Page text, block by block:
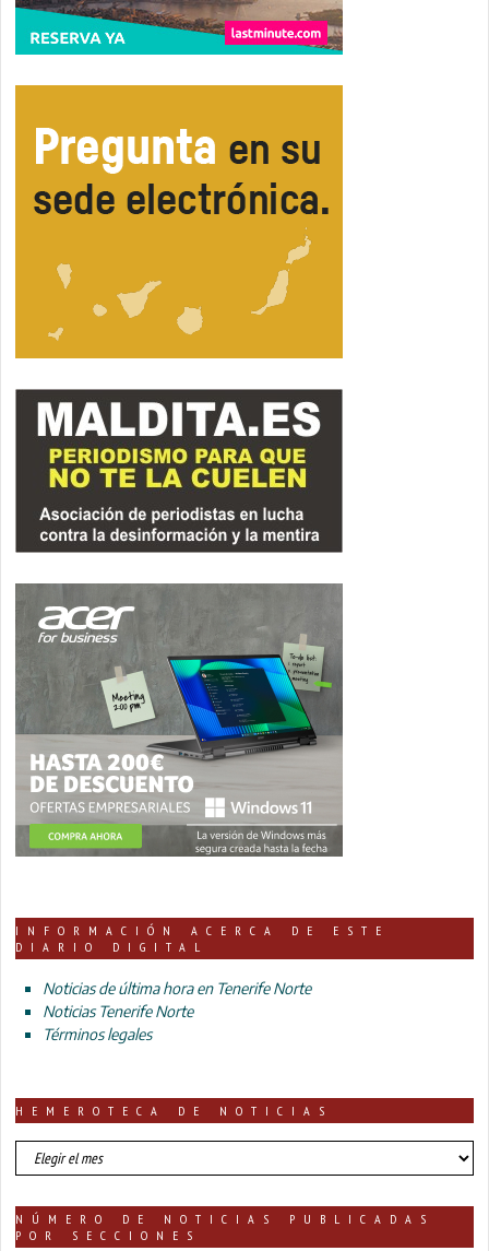
INFORMACIÓN ACERCA DE ESTE
DIARIO DIGITAL
Noticias de última hora en Tenerife Norte
Noticias Tenerife Norte
Términos legales
HEMEROTECA DE NOTICIAS
HEMEROTECA
DE
NÚMERO DE NOTICIAS PUBLICADAS
POR SECCIONES